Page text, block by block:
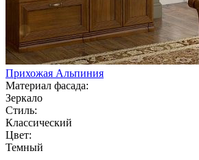
Прихожая Альпиния
Материал фасада:
Зеркало
Стиль:
Классический
Цвет:
Темный